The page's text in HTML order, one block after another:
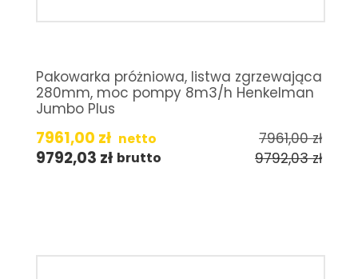
Pakowarka próżniowa, listwa zgrzewająca
280mm, moc pompy 8m3/h Henkelman
Jumbo Plus
7961,00 zł netto 7961,00zł
9792,03 zł brutto 9792,03zł